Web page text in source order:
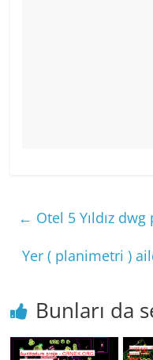
← Otel 5 Yıldız
Yer ( planimetri )
Bunları da